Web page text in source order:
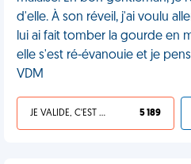
d'elle. À son réveil, j'ai voulu
lui ai fait tomber la gourde en
elle s'est ré-évanouie et je
VDM
JE VALIDE, C'EST UNE VDM 5 189